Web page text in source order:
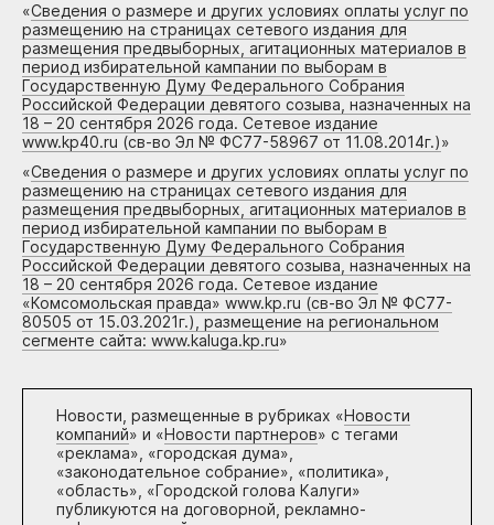
«Сведения о размере и других условиях оплаты услуг по
размещению на страницах сетевого издания для
размещения предвыборных, агитационных материалов в
период избирательной кампании по выборам в
Государственную Думу Федерального Собрания
Российской Федерации девятого созыва, назначенных на
18 – 20 сентября 2026 года. Сетевое издание
www.kp40.ru (св-во Эл № ФС77-58967 от 11.08.2014г.)»
«Сведения о размере и других условиях оплаты услуг по
размещению на страницах сетевого издания для
размещения предвыборных, агитационных материалов в
период избирательной кампании по выборам в
Государственную Думу Федерального Собрания
Российской Федерации девятого созыва, назначенных на
18 – 20 сентября 2026 года. Сетевое издание
«Комсомольская правда» www.kp.ru (св-во Эл № ФС77-
80505 от 15.03.2021г.), размещение на региональном
сегменте сайта: www.kaluga.kp.ru»
Новости, размещенные в рубриках «Новости
компаний» и «Новости партнеров» с тегами
«реклама», «городская дума»,
«законодательное собрание», «политика»,
«область», «Городской голова Калуги»
публикуются на договорной, рекламно-